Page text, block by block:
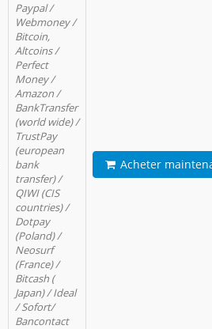
Paypal /
Webmoney /
Bitcoin,
Altcoins /
Perfect
Money /
Amazon /
BankTransfer
(world wide) /
TrustPay
(european
bank
transfer) /
QIWI (CIS
countries) /
Dotpay
(Poland) /
Neosurf
(France) /
Bitcash (
Japan) / Ideal
/ Sofort/
Bancontact
Acheter